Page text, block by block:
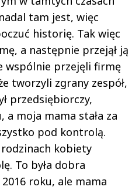
tam jest, więc
historię. Tak więc
a następnie przejął ją
wspólnie przejęli firmę
tworzyli zgrany zespół,
przedsiębiorczy,
a moja mama stała za
pod kontrolą.
kobiety
To była dobra
roku, ale mama